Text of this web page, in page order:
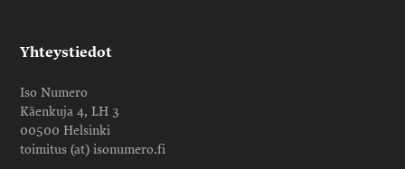
Yhteystiedot
Iso Numero
Käenkuja 4, LH 3
00500 Helsinki
toimitus (at) isonumero.fi